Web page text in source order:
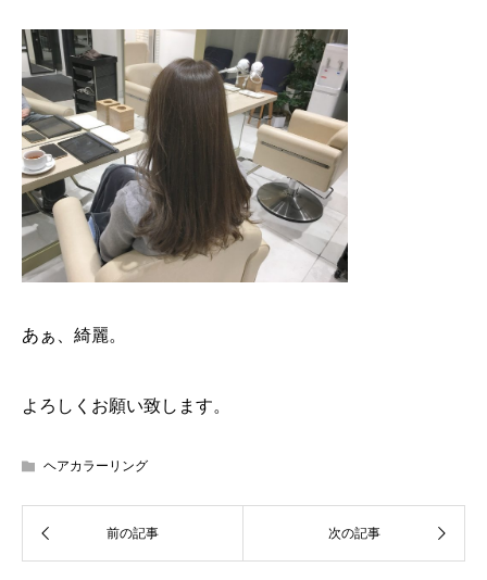
あぁ、綺麗。
よろしくお願い致します。
ヘアカラーリング